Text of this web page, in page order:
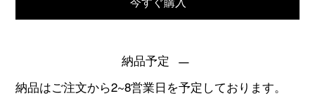
納品予定
納品はご注文から2~8営業日を予定しております。